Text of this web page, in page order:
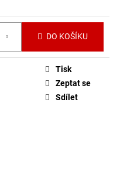
DO KOŠÍKU
Tisk
Zeptat se
Sdílet